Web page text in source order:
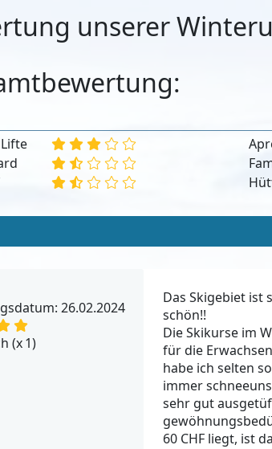
unserer
26.02.2024
(x1)
Das Skigebiet ist
schön!!
Die Skikurse im
für die
habe ich selten
immer
sehr gut
60 CHF liegt, ist